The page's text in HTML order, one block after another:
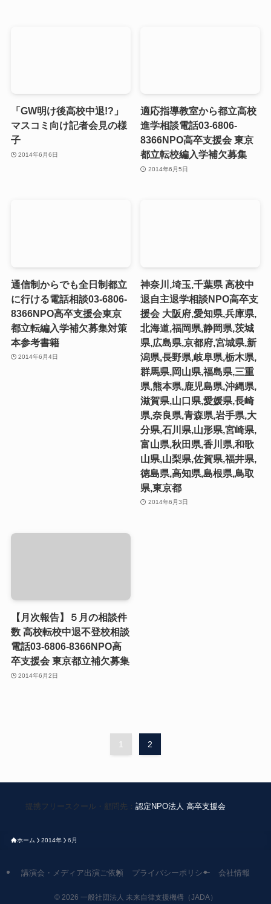
「GW明け後高校中退!?」
マスコミ向け記者会見の様
子
2014年6月6日
適応指導教室から都立高校
進学相談電話03-6806-
8366NPO高卒支援会 東京
都立転校編入学補欠募集
2014年6月5日
通信制からでも全日制都立
に行ける電話相談03-6806-
8366NPO高卒支援会東京
都立転編入学補欠募集対策
本参考書籍
2014年6月4日
神奈川,埼玉,千葉県 高校中
退自主退学相談NPO高卒支
援会 大阪府,愛知県,兵庫県,
北海道,福岡県,静岡県,茨城
県,広島県,京都府,宮城県,新
潟県,長野県,岐阜県,栃木県,
群馬県,岡山県,福島県,三重
県,熊本県,鹿児島県,沖縄県,
滋賀県,山口県,愛媛県,長崎
県,奈良県,青森県,岩手県,大
分県,石川県,山形県,宮崎県,
富山県,秋田県,香川県,和歌
山県,山梨県,佐賀県,福井県,
徳島県,高知県,島根県,鳥取
県,東京都
2014年6月3日
【月次報告】５月の相談件
数 高校転校中退不登校相談
電話03-6806-8366NPO高
卒支援会 東京都立補欠募集
2014年6月2日
1 2
提携フリースクール・顧問先： 認定NPO法人 高卒支援会
ホーム 2014年 6月
講演会・メディア出演ご依頼 プライバシーポリシー 会社情報
©2026 一般社団法人 未来自律支援機構（JADA）